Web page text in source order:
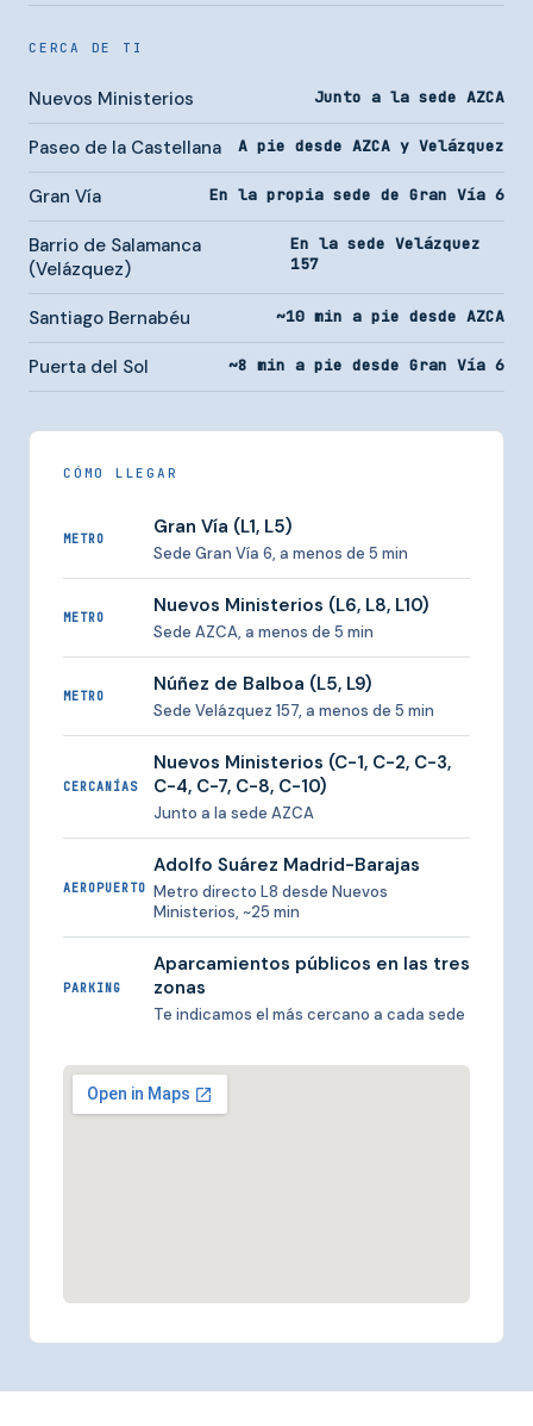
CERCA DE TI
Nuevos Ministerios Junto a la sede AZCA
Paseo de la Castellana A pie desde AZCA y Velázquez
Gran Vía En la propia sede de Gran Vía 6
Barrio de Salamanca
(Velázquez)
En la sede Velázquez
157
Santiago Bernabéu ~10 min a pie desde AZCA
Puerta del Sol ~8 min a pie desde Gran Vía 6
CÓMO LLEGAR
METRO
Gran Vía (L1, L5)
Sede Gran Vía 6, a menos de 5 min
METRO
Nuevos Ministerios (L6, L8, L10)
Sede AZCA, a menos de 5 min
METRO
Núñez de Balboa (L5, L9)
Sede Velázquez 157, a menos de 5 min
CERCANÍAS
Nuevos Ministerios (C-1, C-2, C-3,
C-4, C-7, C-8, C-10)
Junto a la sede AZCA
AEROPUERTO
Adolfo Suárez Madrid-Barajas
Metro directo L8 desde Nuevos
Ministerios, ~25 min
PARKING
Aparcamientos públicos en las tres
zonas
Te indicamos el más cercano a cada sede